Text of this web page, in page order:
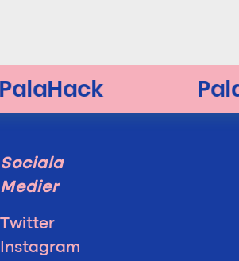
Sociala
Medier
Twitter
Instagram